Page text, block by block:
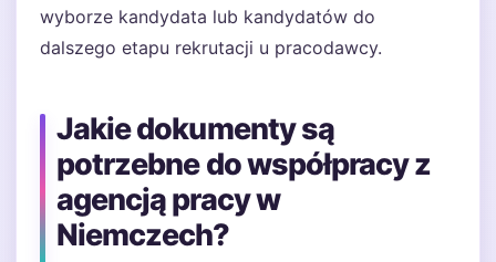
wyborze kandydata lub kandydatów do
dalszego etapu rekrutacji u pracodawcy.
Jakie dokumenty są
potrzebne do współpracy z
agencją pracy w
Niemczech?